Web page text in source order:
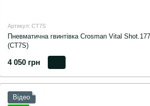
Артикул: CT7S
Пневматична гвинтівка Crosman Vital Shot.177
(CT7S)
4 050 грн
Відео